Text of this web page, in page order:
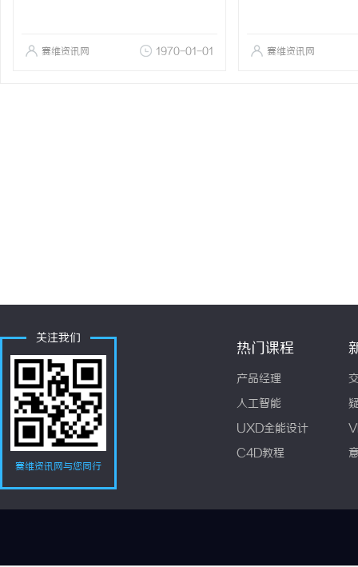
赛维资讯网 1970-01-01 赛维资讯网
关注我们
赛维资讯网与您同行
热门课程
产品经理
人工智能
UXD全能设计
C4D教程